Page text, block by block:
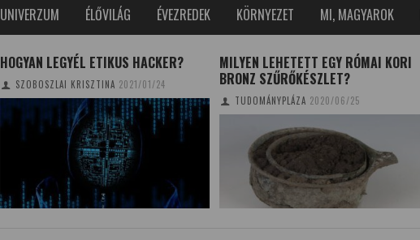
UNIVERZUM ÉLŐVILÁG ÉVEZREDEK KÖRNYEZET MI, MAGYAROK
HOGYAN LEGYÉL ETIKUS HACKER?
SZOBOSZLAI KRISZTINA 2021/01/24
MILYEN LEHETETT EGY RÓMAI KORI
BRONZ SZŰRŐKÉSZLET?
TUDOMÁNYPLÁZA 2020/06/25